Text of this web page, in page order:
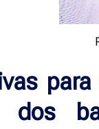
dos